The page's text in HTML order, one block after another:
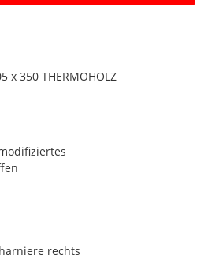
x 350 THERMOHOLZ
rechts